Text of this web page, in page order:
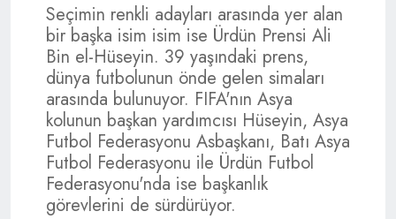
Seçimin renkli adayları arasında yer alan
bir başka isim isim ise Ürdün Prensi Ali
Bin el-Hüseyin. 39 yaşındaki prens,
dünya futbolunun önde gelen simaları
arasında bulunuyor. FIFA'nın Asya
kolunun başkan yardımcısı Hüseyin, Asya
Futbol Federasyonu Asbaşkanı, Batı Asya
Futbol Federasyonu ile Ürdün Futbol
Federasyonu'nda ise başkanlık
görevlerini de sürdürüyor.